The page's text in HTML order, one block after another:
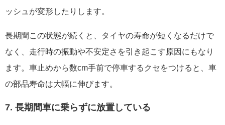
ッシュが変形したりします。
長期間この状態が続くと、タイヤの寿命が短くなるだけで
なく、走行時の振動や不安定さを引き起こす原因にもなり
ます。車止めから数cm手前で停車するクセをつけると、車
の部品寿命は大幅に伸びます。
7. 長期間車に乗らずに放置している